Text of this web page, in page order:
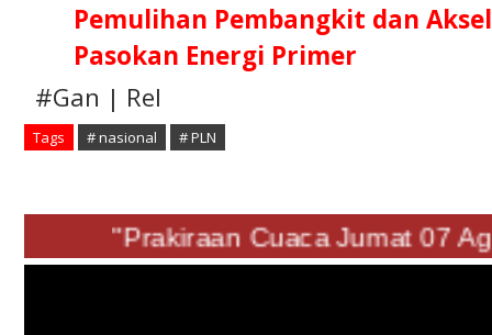
Pemulihan Pembangkit dan
Pasokan Energi Primer
#Gan | Rel
Tags # nasional # PLN
"Prakiraan Cuaca Jumat